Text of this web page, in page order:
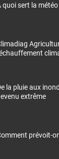
quoi sert la météo
la pluie aux
extrême
prévoit-